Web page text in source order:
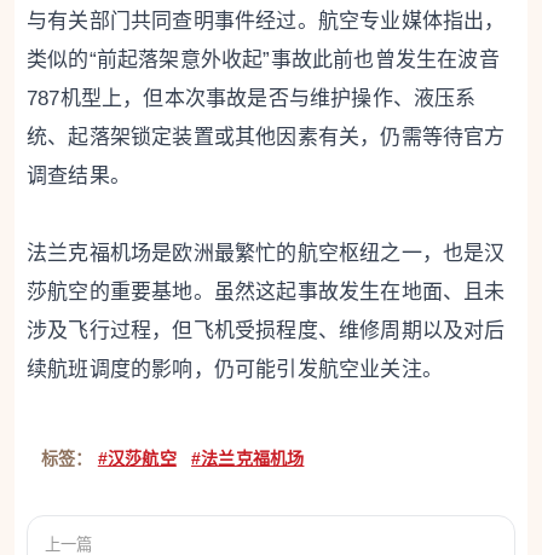
与有关部门共同查明事件经过。航空专业媒体指出，
类似的“前起落架意外收起”事故此前也曾发生在波音
787机型上，但本次事故是否与维护操作、液压系
统、起落架锁定装置或其他因素有关，仍需等待官方
调查结果。
法兰克福机场是欧洲最繁忙的航空枢纽之一，也是汉
莎航空的重要基地。虽然这起事故发生在地面、且未
涉及飞行过程，但飞机受损程度、维修周期以及对后
续航班调度的影响，仍可能引发航空业关注。
标签： #汉莎航空 #法兰克福机场
上一篇